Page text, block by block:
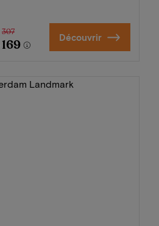
307
169 Découvrir